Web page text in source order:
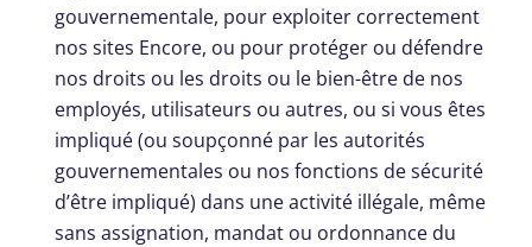
gouvernementale, pour exploiter correctement
nos sites Encore, ou pour protéger ou défendre
nos droits ou les droits ou le bien-être de nos
employés, utilisateurs ou autres, ou si vous êtes
impliqué (ou soupçonné par les autorités
gouvernementales ou nos fonctions de sécurité
d’être impliqué) dans une activité illégale, même
sans assignation, mandat ou ordonnance du